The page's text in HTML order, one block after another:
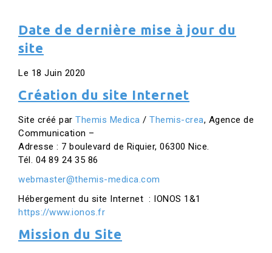
Date de dernière mise à jour du
site
Le 18 Juin 2020
Création du site Internet
Site créé par Themis Medica / Themis-crea, Agence de
Communication –
Adresse : 7 boulevard de Riquier, 06300 Nice.
Tél. 04 89 24 35 86
webmaster@themis-medica.com
Hébergement du site Internet : IONOS 1&1
https://www.ionos.fr
Mission du Site